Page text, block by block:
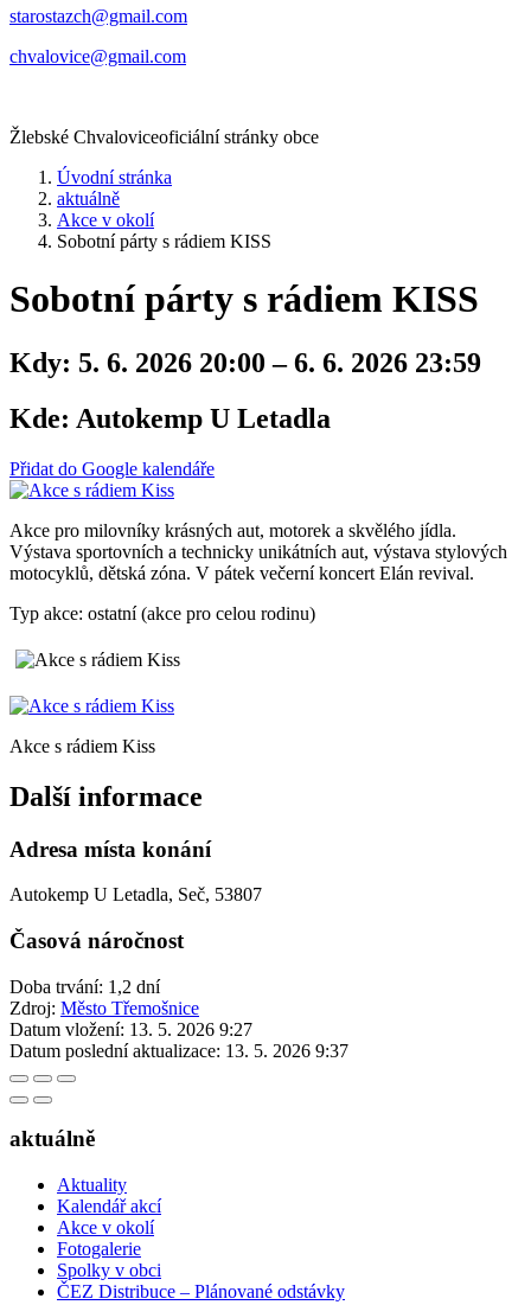
​​​​starostazch@gmail.com
​​​​chvalovice@gmail.com
Žlebské Chvaloviceoficiální stránky obce
Úvodní stránka
aktuálně
Akce v okolí
Sobotní párty s rádiem KISS
Sobotní párty s rádiem KISS
Kdy: 5. 6. 2026 20:00 – 6. 6. 2026 23:59
Kde: Autokemp U Letadla
Přidat do Google kalendáře
Akce pro milovníky krásných aut, motorek a skvělého jídla.
Výstava sportovních a technicky unikátních aut, výstava stylových
motocyklů, dětská zóna. V pátek večerní koncert Elán revival.
Typ akce: ostatní (akce pro celou rodinu)
Akce s rádiem Kiss
Další informace
Adresa místa konání
Autokemp U Letadla, Seč, 53807
Časová náročnost
Doba trvání: 1,2 dní
Zdroj: Město Třemošnice
Datum vložení: 13. 5. 2026 9:27
Datum poslední aktualizace: 13. 5. 2026 9:37
aktuálně
Aktuality
Kalendář akcí
Akce v okolí
Fotogalerie
Spolky v obci
ČEZ Distribuce – Plánované odstávky